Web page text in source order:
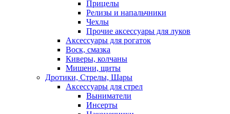
Прицелы
Релизы и напальчники
Чехлы
Прочие аксессуары для луков
Аксессуары для рогаток
Воск, смазка
Киверы, колчаны
Мишени, щиты
Дротики, Стрелы, Шары
Аксессуары для стрел
Выниматели
Инсерты